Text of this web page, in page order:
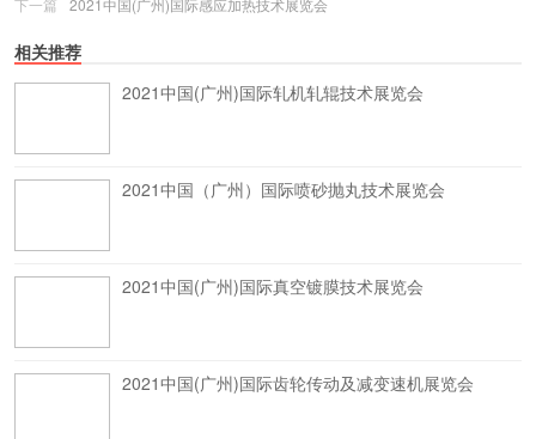
下一篇
2021中国(广州)国际感应加热技术展览会
相关推荐
2021中国(广州)国际轧机轧辊技术展览会
2021中国（广州）国际喷砂抛丸技术展览会
2021中国(广州)国际真空镀膜技术展览会
2021中国(广州)国际齿轮传动及减变速机展览会